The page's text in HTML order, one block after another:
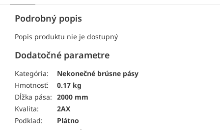
Podrobný popis
Popis produktu nie je dostupný
Dodatočné parametre
Kategória:
Nekonečné brúsne pásy
Hmotnosť:
0.17 kg
Dĺžka pása: 2000 mm
Kvalita:
2AX
Podklad:
Plátno